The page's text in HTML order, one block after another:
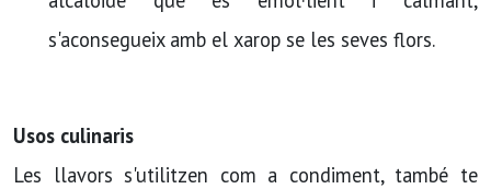
s'aconsegueix amb el xarop se les seves flors.
Usos culinaris
Les llavors s'utilitzen com a condiment, també te